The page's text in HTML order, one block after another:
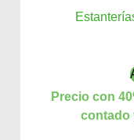
Precio con
contado